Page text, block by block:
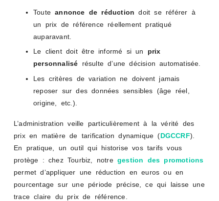
Touteannonce de réduction doit se référer à
un prix de référence réellement pratiqué
auparavant.
Le client doit être informé si un prix
personnalisé résulte d’une décision automatisée.
Les critères de variation ne doivent jamais
reposer sur des données sensibles (âge réel,
origine, etc.).
L’administration veille particulièrement à la vérité des
prix en matière de tarification dynamique (DGCCRF).
En pratique, un outil qui historise vos tarifs vous
protège : chez Tourbiz, notre gestion des promotions
permet d’appliquer une réduction en euros ou en
pourcentage sur une période précise, ce qui laisse une
trace claire du prix de référence.